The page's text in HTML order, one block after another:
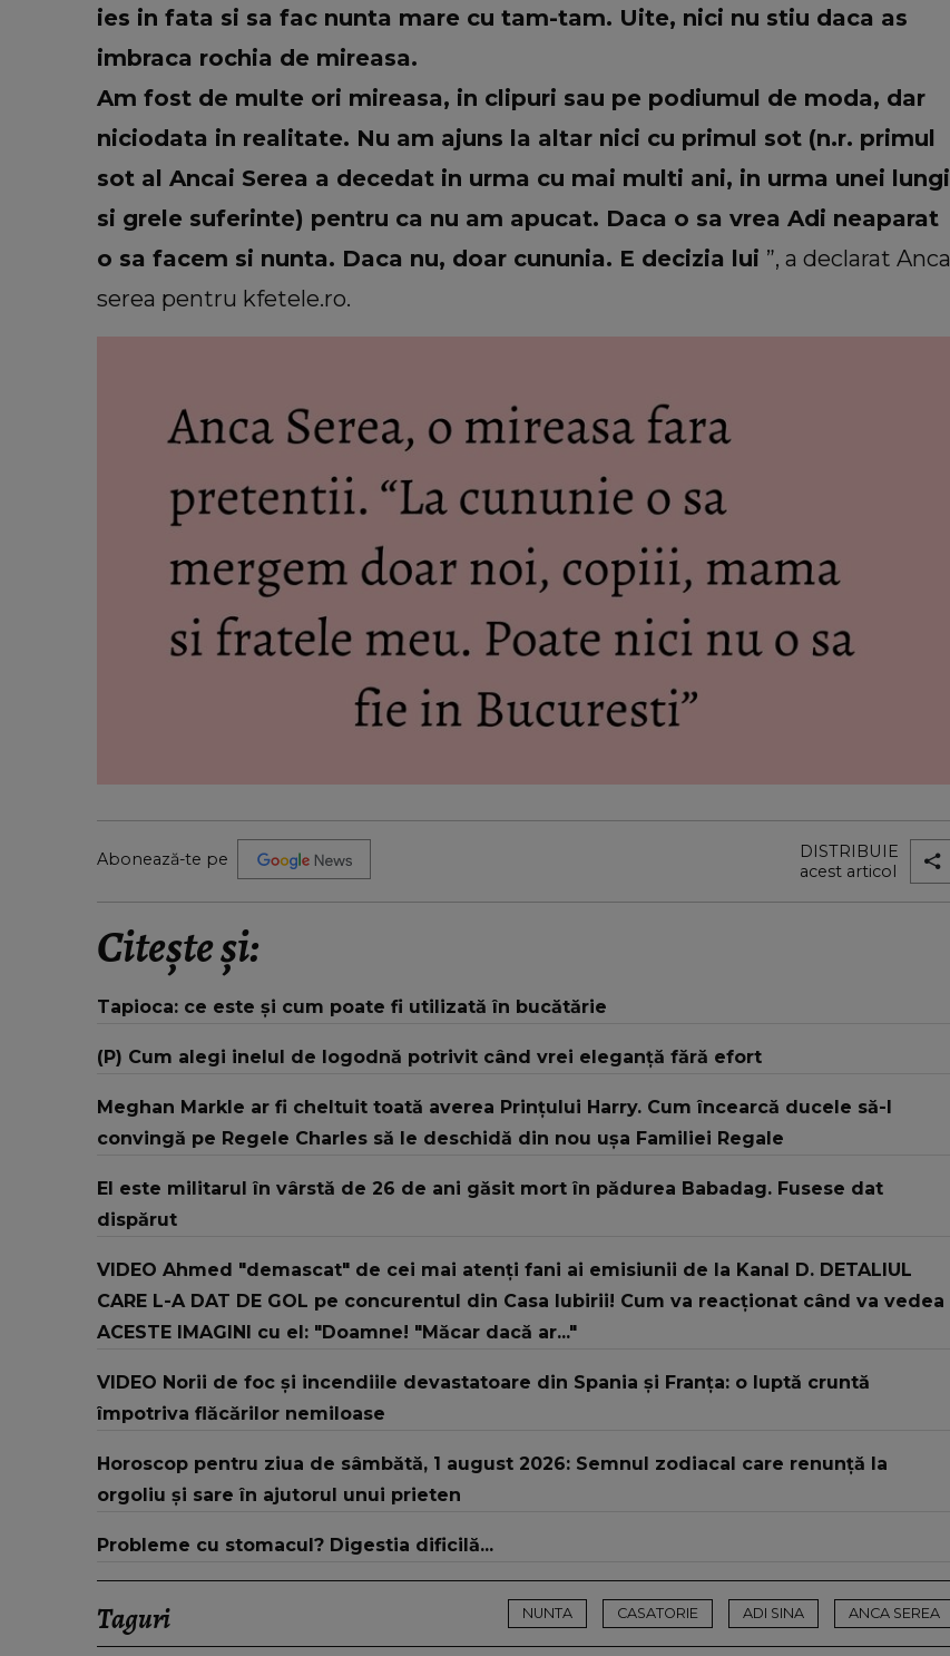
ies in fata si sa fac nunta mare cu tam-tam. Uite, nici nu stiu daca as
imbraca rochia de mireasa.
Am fost de multe ori mireasa, in clipuri sau pe podiumul de moda, dar
niciodata in realitate. Nu am ajuns la altar nici cu primul sot (n.r. primul
sot al Ancai Serea a decedat in urma cu mai multi ani, in urma unei lungi
si grele suferinte) pentru ca nu am apucat. Daca o sa vrea Adi neaparat
o sa facem si nunta. Daca nu, doar cununia. E decizia lui ”, a declarat Anca
serea pentru kfetele.ro.
Abonează-te pe
DISTRIBUIE
acest articol
Citește și:
Tapioca: ce este și cum poate fi utilizată în bucătărie
(P) Cum alegi inelul de logodnă potrivit când vrei eleganță fără efort
Meghan Markle ar fi cheltuit toată averea Prințului Harry. Cum încearcă ducele să-l
convingă pe Regele Charles să le deschidă din nou ușa Familiei Regale
El este militarul în vârstă de 26 de ani găsit mort în pădurea Babadag. Fusese dat
dispărut
VIDEO Ahmed "demascat" de cei mai atenți fani ai emisiunii de la Kanal D. DETALIUL
CARE L-A DAT DE GOL pe concurentul din Casa Iubirii! Cum va reacționat când va vedea
ACESTE IMAGINI cu el: "Doamne! "Măcar dacă ar..."
VIDEO Norii de foc și incendiile devastatoare din Spania și Franța: o luptă cruntă
împotriva flăcărilor nemiloase
Horoscop pentru ziua de sâmbătă, 1 august 2026: Semnul zodiacal care renunță la
orgoliu și sare în ajutorul unui prieten
Probleme cu stomacul? Digestia dificilă...
Taguri NUNTA CASATORIE ADI SINA ANCA SEREA